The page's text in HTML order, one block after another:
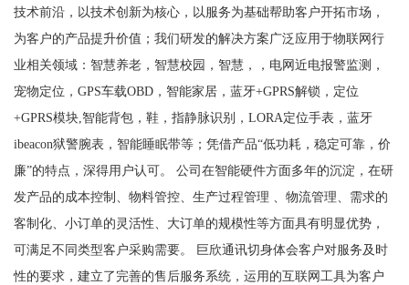
技术前沿，以技术创新为核心，以服务为基础帮助客户开拓市场，
为客户的产品提升价值；我们研发的解决方案广泛应用于物联网行
业相关领域：智慧养老，智慧校园，智慧，，电网近电报警监测，
宠物定位，GPS车载OBD，智能家居，蓝牙+GPRS解锁，定位
+GPRS模块,智能背包，鞋，指静脉识别，LORA定位手表，蓝牙
ibeacon狱警腕表，智能睡眠带等；凭借产品“低功耗，稳定可靠，价
廉”的特点，深得用户认可。 公司在智能硬件方面多年的沉淀，在研
发产品的成本控制、物料管控、生产过程管理 、物流管理、需求的
客制化、小订单的灵活性、大订单的规模性等方面具有明显优势，
可满足不同类型客户采购需要。 巨欣通讯切身体会客户对服务及时
性的要求，建立了完善的售后服务系统，运用的互联网工具为客户